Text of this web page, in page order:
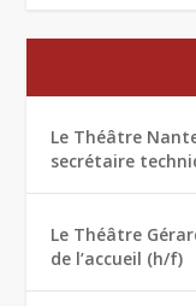
Le Théâtre
secrétaire
Le Théâtre
de l’accueil (h/f)